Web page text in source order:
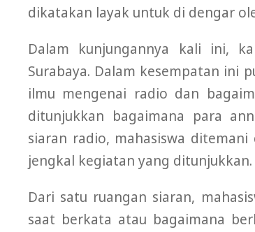
dikatakan layak untuk di dengar
Dalam kunjungannya kali ini,
Surabaya. Dalam kesempatan ini
ilmu mengenai radio dan
ditunjukkan bagaimana para
siaran radio, mahasiswa
jengkal kegiatan yang ditunjukkan.
Dari satu ruangan siaran,
saat berkata atau bagaimana